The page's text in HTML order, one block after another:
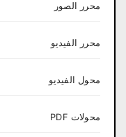
محرر الصور
محرر الفيديو
محول الفيديو
محولات PDF